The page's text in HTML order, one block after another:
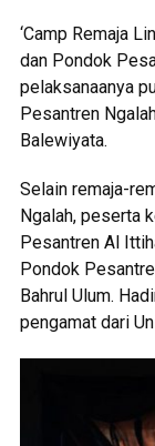
‘Camp Remaja
dan Pondok
pelaksanaanya
Pesantren
Balewiyata.
Selain remaja-
Ngalah, peserta
Pesantren Al
Pondok
Bahrul Ulum.
pengamat dari